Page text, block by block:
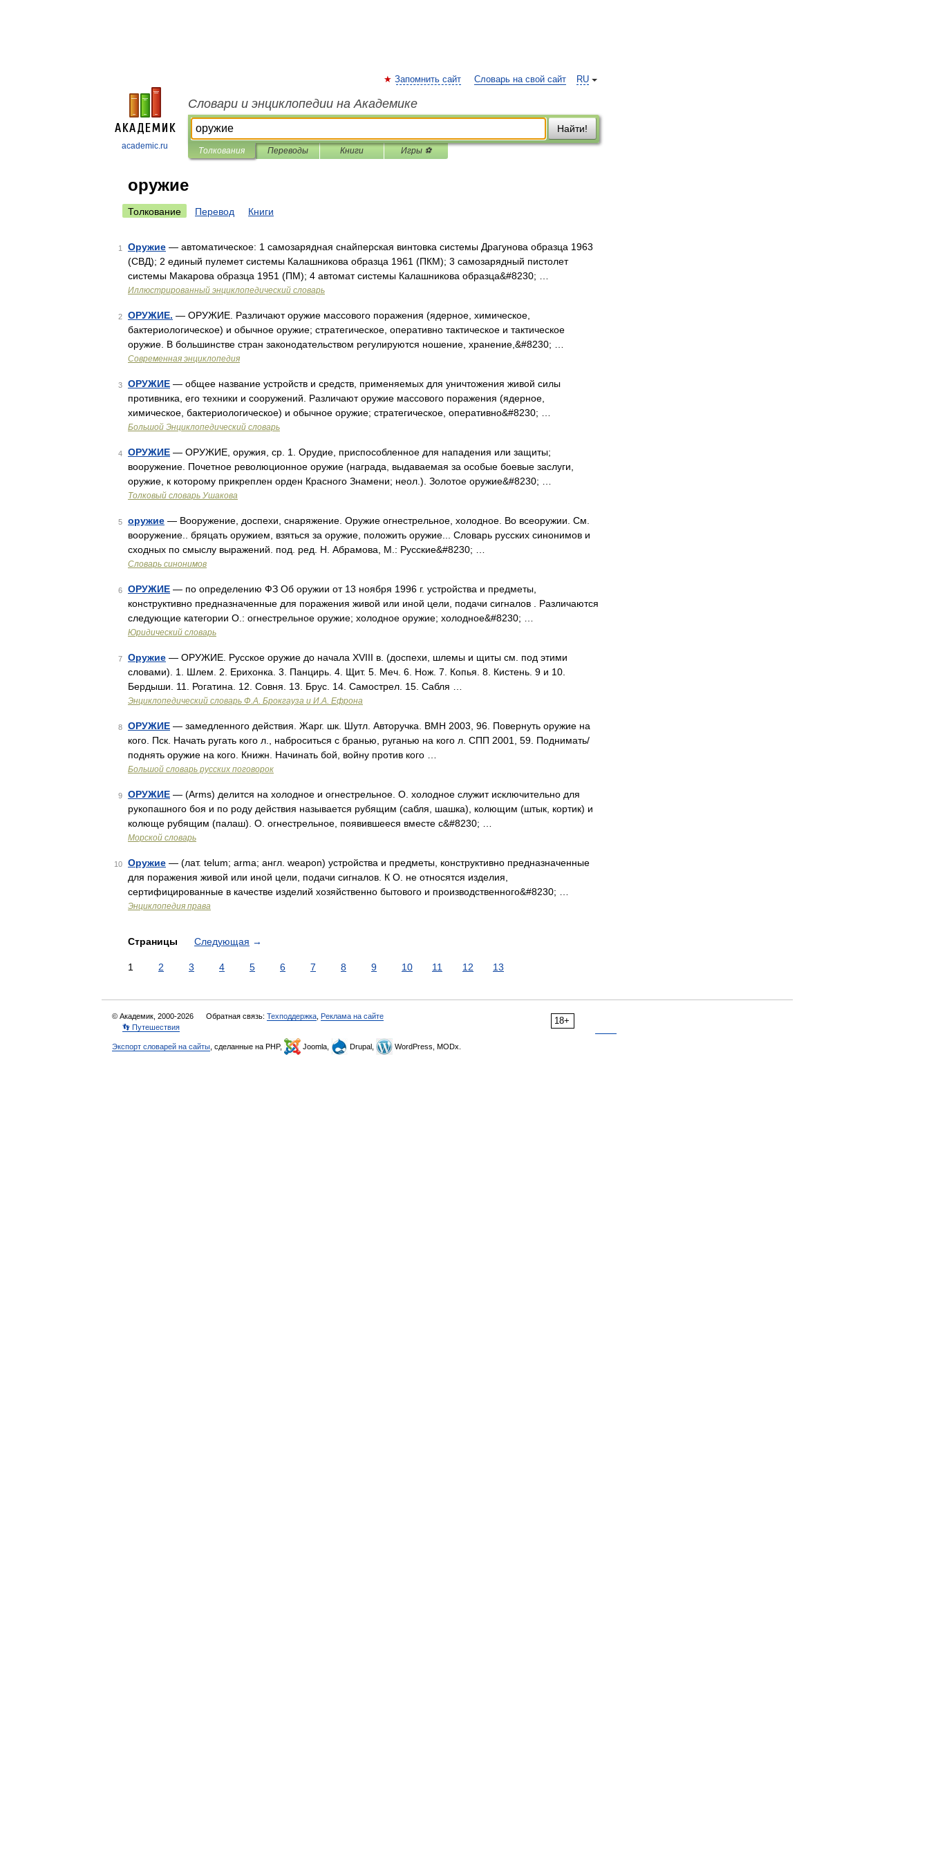
academic.ru
RU
Запомнить сайт Словарь на свой сайт
Словари и энциклопедии на Академике
Найти!
Толкования Переводы Книги Игры ⚽
оружие
Толкование Перевод Книги
1 Оружие — автоматическое: 1 самозарядная снайперская винтовка системы Драгунова образца 1963
(СВД); 2 единый пулемет системы Калашникова образца 1961 (ПКМ); 3 самозарядный пистолет
системы Макарова образца 1951 (ПМ); 4 автомат системы Калашникова образца&#8230; …
Иллюстрированный энциклопедический словарь
2 ОРУЖИЕ. — ОРУЖИЕ. Различают оружие массового поражения (ядерное, химическое,
бактериологическое) и обычное оружие; стратегическое, оперативно тактическое и тактическое
оружие. В большинстве стран законодательством регулируются ношение, хранение,&#8230; …
Современная энциклопедия
3 ОРУЖИЕ — общее название устройств и средств, применяемых для уничтожения живой силы
противника, его техники и сооружений. Различают оружие массового поражения (ядерное,
химическое, бактериологическое) и обычное оружие; стратегическое, оперативно&#8230; …
Большой Энциклопедический словарь
4 ОРУЖИЕ — ОРУЖИЕ, оружия, ср. 1. Орудие, приспособленное для нападения или защиты;
вооружение. Почетное революционное оружие (награда, выдаваемая за особые боевые заслуги,
оружие, к которому прикреплен орден Красного Знамени; неол.). Золотое оружие&#8230; …
Толковый словарь Ушакова
5 оружие — Вооружение, доспехи, снаряжение. Оружие огнестрельное, холодное. Во всеоружии. См.
вооружение.. бряцать оружием, взяться за оружие, положить оружие... Словарь русских синонимов и
сходных по смыслу выражений. под. ред. Н. Абрамова, М.: Русские&#8230; …
Словарь синонимов
6 ОРУЖИЕ — по определению ФЗ Об оружии от 13 ноября 1996 г. устройства и предметы,
конструктивно предназначенные для поражения живой или иной цели, подачи сигналов . Различаются
следующие категории О.: огнестрельное оружие; холодное оружие; холодное&#8230; …
Юридический словарь
7 Оружие — ОРУЖИЕ. Русское оружие до начала XVIII в. (доспехи, шлемы и щиты см. под этими
словами). 1. Шлем. 2. Ерихонка. 3. Панцирь. 4. Щит. 5. Меч. 6. Нож. 7. Копья. 8. Кистень. 9 и 10.
Бердыши. 11. Рогатина. 12. Совня. 13. Брус. 14. Самострел. 15. Сабля …
Энциклопедический словарь Ф.А. Брокгауза и И.А. Ефрона
8 ОРУЖИЕ — замедленного действия. Жарг. шк. Шутл. Авторучка. ВМН 2003, 96. Повернуть оружие на
кого. Пск. Начать ругать кого л., наброситься с бранью, руганью на кого л. СПП 2001, 59. Поднимать/
поднять оружие на кого. Книжн. Начинать бой, войну против кого …
Большой словарь русских поговорок
9 ОРУЖИЕ — (Arms) делится на холодное и огнестрельное. О. холодное служит исключительно для
рукопашного боя и по роду действия называется рубящим (сабля, шашка), колющим (штык, кортик) и
колюще рубящим (палаш). О. огнестрельное, появившееся вместе с&#8230; …
Морской словарь
10 Оружие — (лат. telum; arma; англ. weapon) устройства и предметы, конструктивно предназначенные
для поражения живой или иной цели, подачи сигналов. К О. не относятся изделия,
сертифицированные в качестве изделий хозяйственно бытового и производственного&#8230; …
Энциклопедия права
Страницы Следующая →
1 2 3 4 5 6 7 8 9 10 11 12 13
18+
© Академик, 2000-2026 Обратная связь: Техподдержка Реклама на сайте
👣 Путешествия
Экспорт словарей на сайты , сделанные на PHP, Joomla, Drupal, WordPress, MODx.